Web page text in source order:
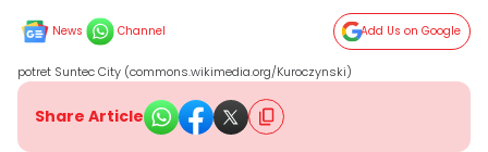
News Channel Add Us on Google
potret Suntec City (commons.wikimedia.org/Kuroczynski)
Share Article